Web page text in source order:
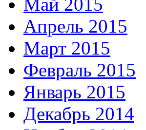
Май 2015
Апрель 2015
Март 2015
Февраль 2015
Январь 2015
Декабрь 2014